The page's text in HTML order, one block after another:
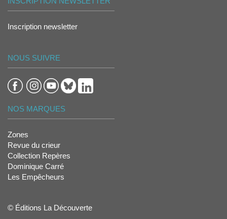
Inscription newsletter
NOUS SUIVRE
NOS MARQUES
Zones
Revue du crieur
Collection Repères
Dominique Carré
Les Empêcheurs
© Éditions La Découverte